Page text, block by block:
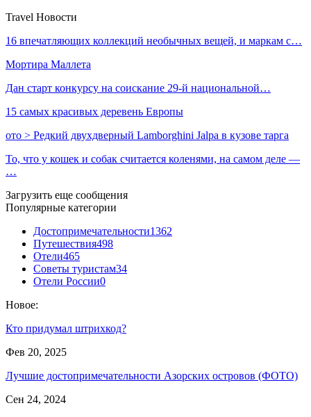
Travel Новости
16 впечатляющих коллекций необычных вещей, и маркам с…
Мортира Маллета
Дан старт конкурсу на соискание 29-й национальной…
15 самых красивых деревень Европы
ото > Редкий двухдверный Lamborghini Jalpa в кузове тарга
То, что у кошек и собак считается коленями, на самом деле —
…
Загрузить еще сообщения
Популярные категории
Достопримечательности1362
Путешествия498
Отели465
Советы туристам34
Отели России0
Новое:
Кто придумал штрихкод?
Фев 20, 2025
Лучшие достопримечательности Азорских островов (ФОТО)
Сен 24, 2024